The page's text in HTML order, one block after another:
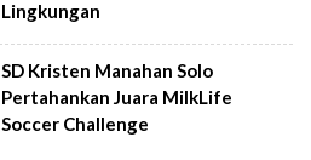
Lingkungan
SD Kristen Manahan Solo
Pertahankan Juara MilkLife
Soccer Challenge